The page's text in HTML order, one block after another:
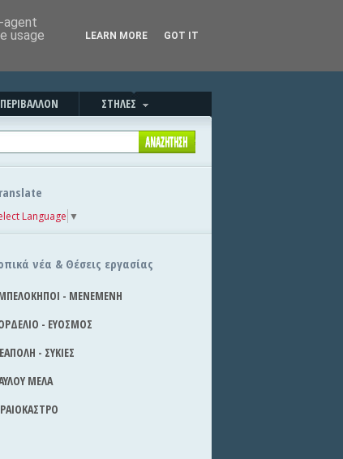
ΠΕΡΙΒΑΛΛΟΝ ΣΤΗΛΕΣ
Language ▼
νέα & Θέσεις εργασίας
- ΜΕΝΕΜΕΝΗ
- ΕΥΟΣΜΟΣ
- ΣΥΚΙΕΣ
ΜΕΛΑ
agent
usage
LEARN MORE GOT IT